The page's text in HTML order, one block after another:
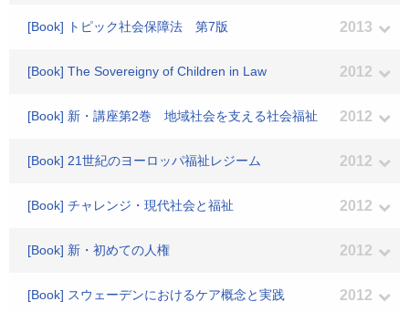
[Book] トピック社会保障法 第7版 2013
[Book] The Sovereigny of Children in Law 2012
[Book] 新・講座第2巻 地域社会を支える社会福祉 2012
[Book] 21世紀のヨーロッパ福祉レジーム 2012
[Book] チャレンジ・現代社会と福祉 2012
[Book] 新・初めての人権 2012
[Book] スウェーデンにおけるケア概念と実践 2012